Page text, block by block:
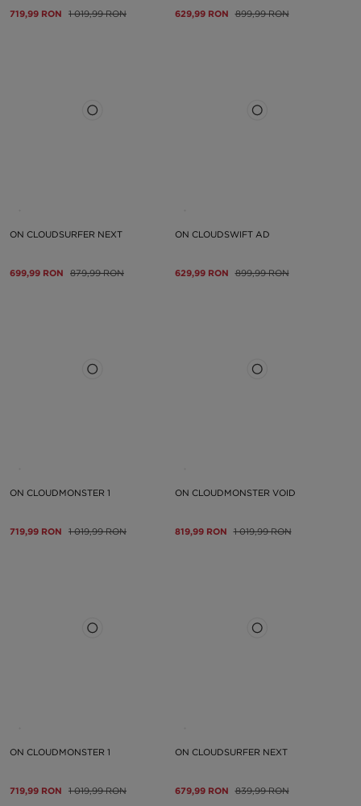
719,99 RON 1 019,99 RON 629,99 RON 899,99 RON
ON CLOUDSURFER NEXT
699,99 RON 879,99 RON
ON CLOUDSWIFT AD
629,99 RON 899,99 RON
ON CLOUDMONSTER 1
719,99 RON 1 019,99 RON
ON CLOUDMONSTER VOID
819,99 RON 1 019,99 RON
ON CLOUDMONSTER 1
719,99 RON 1 019,99 RON
ON CLOUDSURFER NEXT
679,99 RON 839,99 RON